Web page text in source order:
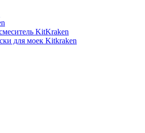
KitKraken
для моек Kitkraken